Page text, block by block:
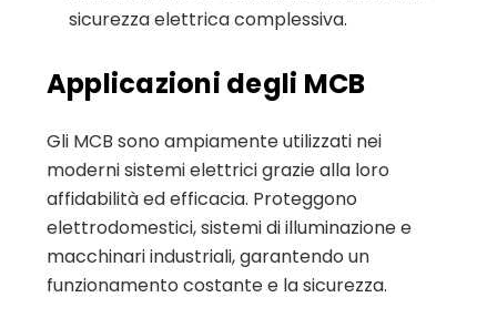
sicurezza elettrica complessiva.
Applicazioni degli MCB
Gli MCB sono ampiamente utilizzati nei
moderni sistemi elettrici grazie alla loro
affidabilità ed efficacia. Proteggono
elettrodomestici, sistemi di illuminazione e
macchinari industriali, garantendo un
funzionamento costante e la sicurezza.